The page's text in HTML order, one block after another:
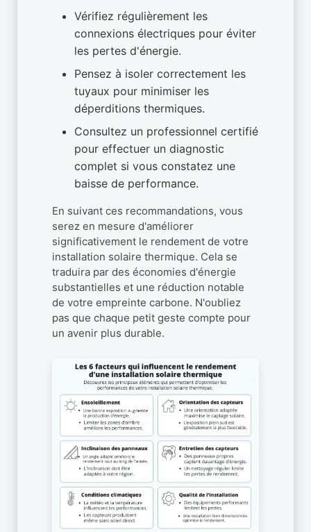
Vérifiez régulièrement les
connexions électriques pour éviter
les pertes d'énergie.
Pensez à isoler correctement les
tuyaux pour minimiser les
déperditions thermiques.
Consultez un professionnel certifié
pour effectuer un diagnostic
complet si vous constatez une
baisse de performance.
En suivant ces recommandations, vous
serez en mesure d'améliorer
significativement le rendement de votre
installation solaire thermique. Cela se
traduira par des économies d'énergie
substantielles et une réduction notable
de votre empreinte carbone. N'oubliez
pas que chaque petit geste compte pour
un avenir plus durable.